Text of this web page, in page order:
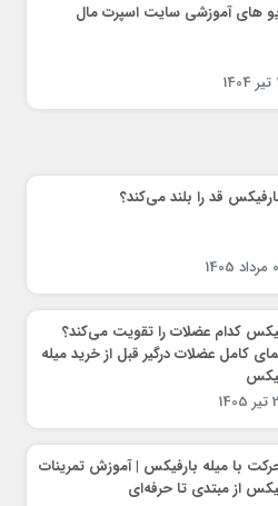
های آموزشی سایت اسپرت مال
قد را بلند می‌کند؟
کدام عضلات را تقویت می‌کند؟
کامل عضلات درگیر قبل از خرید میله
حرکت با میله بارفیکس | آموزش تمرینات
از مبتدی تا حرفه‌ای